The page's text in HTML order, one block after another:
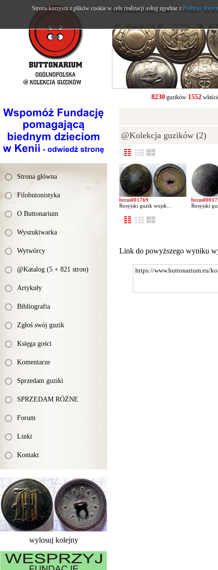
Strona główna
Filobutonistyka
O Buttonarium
Wyszukiwarka
Wytwórcy
@Katalog (5 + 821 stron)
Artykuły
Bibliografia
Zgłoś swój guzik
Księga gości
Komentarze
Sprzedam guziki
SPRZEDAM RÓŻNE
Forum
Linki
Kontakt
wylosuj kolejny
buttonarium.eu- Strona
8230guzików 1552
@Kolekcja guzików (2)
btrm001769
Rosyjski guzik wojsk...
Rosyjski
Link do powyższego wyniku
Strona korzysta z plików cookie w celu realizacji usług zgodnie zPolityką